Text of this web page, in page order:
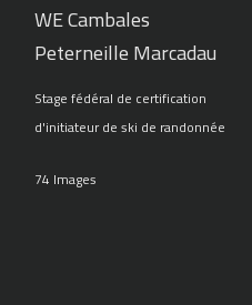
WE Cambales
Peterneille Marcadau
Stage fédéral de certification
d'initiateur de ski de randonnée
74 Images